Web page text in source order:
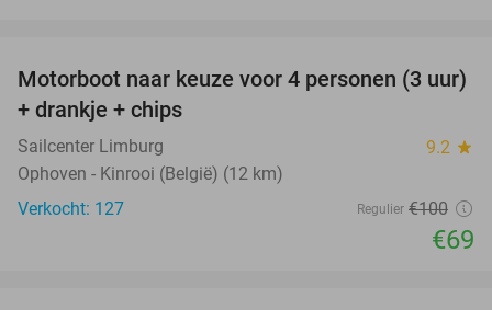
31%
Motorboot naar keuze voor 4 personen (3 uur)
+ drankje + chips
Sailcenter Limburg 9.2 star
Ophoven - Kinrooi (België) (12 km)
Verkocht: 127
Regulier €100
€69